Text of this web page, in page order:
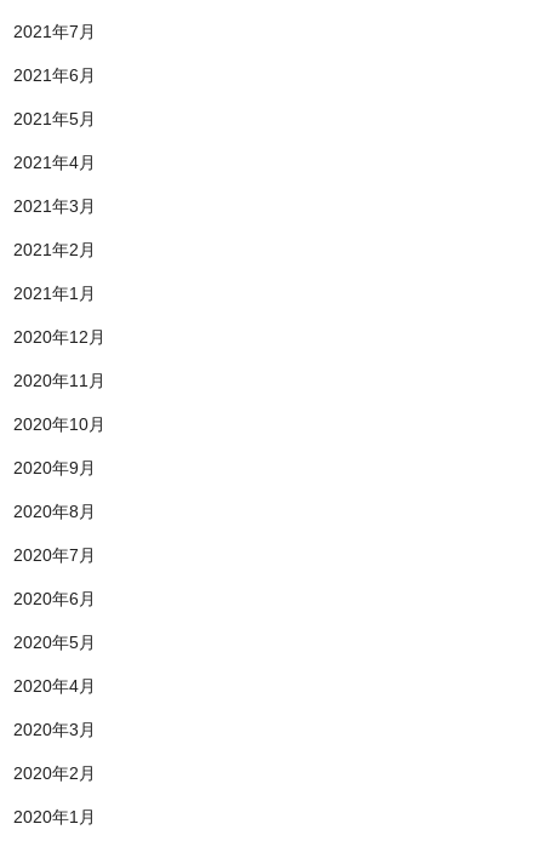
2021年7月
2021年6月
2021年5月
2021年4月
2021年3月
2021年2月
2021年1月
2020年12月
2020年11月
2020年10月
2020年9月
2020年8月
2020年7月
2020年6月
2020年5月
2020年4月
2020年3月
2020年2月
2020年1月